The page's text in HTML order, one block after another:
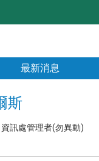
最新消息
斯
資訊處管理者(勿異動)